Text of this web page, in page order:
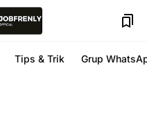
Tips & Trik Grup